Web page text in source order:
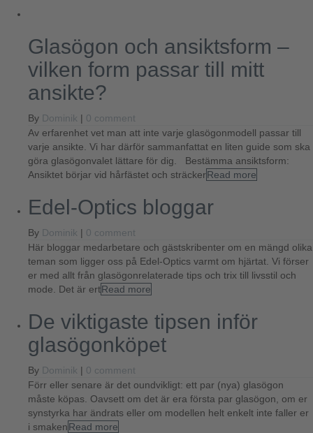
Glasögon och ansiktsform –
vilken form passar till mitt
ansikte?
By Dominik | 0 comment
Av erfarenhet vet man att inte varje glasögonmodell passar till
varje ansikte. Vi har därför sammanfattat en liten guide som ska
göra glasögonvalet lättare för dig. Bestämma ansiktsform:
Ansiktet börjar vid hårfästet och sträckerRead more
Edel-Optics bloggar
By Dominik | 0 comment
Här bloggar medarbetare och gästskribenter om en mängd olika
teman som ligger oss på Edel-Optics varmt om hjärtat. Vi förser
er med allt från glasögonrelaterade tips och trix till livsstil och
mode. Det är ertRead more
De viktigaste tipsen inför
glasögonköpet
By Dominik | 0 comment
Förr eller senare är det oundvikligt: ett par (nya) glasögon
måste köpas. Oavsett om det är era första par glasögon, om er
synstyrka har ändrats eller om modellen helt enkelt inte faller er
i smakenRead more